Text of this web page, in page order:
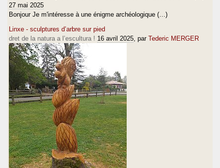
27 mai 2025
Bonjour Je m'intéresse à une énigme archéologique (…)
Linxe - sculptures d’arbre sur pied
dret de la natura a l’escultura ! 16 avril 2025 , par Tederic MERGER